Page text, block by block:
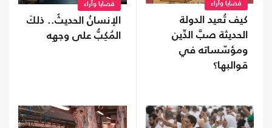
قضايا وآراء
كيف تُعيد الدولة
الحديثة صبَّ الدِّين
ومؤسّساته في
قوالبها؟
قضايا وآراء
الإنسانُ الحديثُ.. ذلكَ
المُكِبُّ على وجهِه